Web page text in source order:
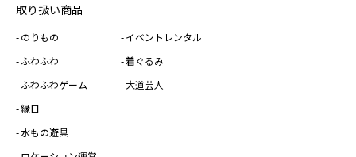
取り扱い商品
のりもの
ふわふわ
ふわふわゲーム
縁日
水もの遊具
イベントレンタル
着ぐるみ
大道芸人